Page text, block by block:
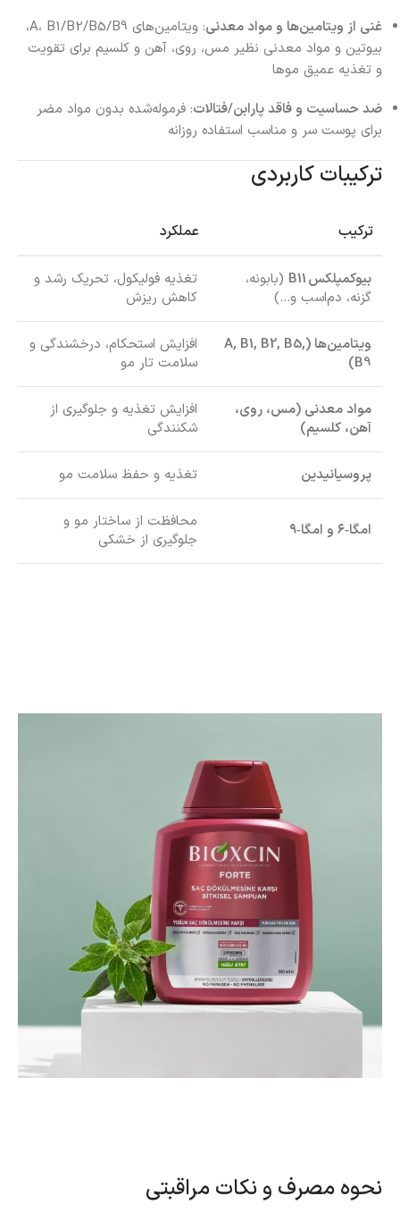
غنی از ویتامین‌ها و مواد معدنی
: ویتامین‌های A، B1/B2/B5/B9،
بیوتین و مواد معدنی نظیر مس، روی، آهن و کلسیم برای تقویت
و تغذیه عمیق موها
ضد حساسیت و فاقد پارابن/فتالات: فرموله‌شده بدون مواد مضر
برای پوست سر و مناسب استفاده روزانه
ترکیبات کاربردی
ترکیب عملکرد
بیوکمپلکس B11
(بابونه،
گزنه، دم‌اسب و…)
تغذیه فولیکول، تحریک رشد و
کاهش ریزش
ویتامین‌ها (A, B1, B2, B5,
B9)
افزایش استحکام، درخشندگی و
سلامت تار مو
مواد معدنی (مس، روی،
آهن، کلسیم)
افزایش تغذیه و جلوگیری از
شکنندگی
پروسیانیدین تغذیه و حفظ سلامت مو
امگا‑۶ و امگا‑۹
محافظت از ساختار مو و
جلوگیری از خشکی
نحوه مصرف و نکات مراقبتی